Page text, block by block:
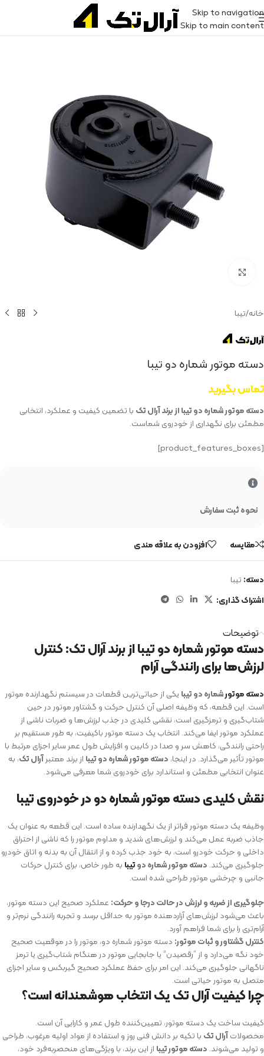
Skip to navigation
Skip to main content
خانه/تیبا
دسته موتور شماره دو تیبا
تماس بگیرید
دسته موتور شماره دو تیبا از برند آرال تک با تضمین کیفیت و عملکرد، انتخابی
مطمئن برای نگهداری از خودروی شماست.
[product_features_boxes]
نحوه ثبت سفارش
مقایسه افزودن به علاقه مندی
دسته: تیبا
اشتراک گذاری:
توضیحات
دسته موتور شماره دو تیبا از برند آرال تک: کنترل
لرزش‌ها برای رانندگی آرام
دسته موتورشماره دو تیبا یکی از حیاتی‌ترین قطعات در سیستم نگهدارنده موتور
است. این قطعه، که وظیفه اصلی آن کنترل حرکت و گشتاور موتور در حین
شتاب‌گیری و ترمزگیری است، نقشی کلیدی در جذب لرزش‌ها و ضربات ناشی از
عملکرد موتور ایفا می‌کند. انتخاب یک دسته موتور باکیفیت، به طور مستقیم بر
راحتی رانندگی، کاهش سر و صدا در کابین و افزایش طول عمر سایر اجزای مرتبط با
موتور تأثیر می‌گذارد. در اینجا، دسته موتور شماره دو تیبا از برند معتبرآرال تک، به
عنوان انتخابی مطمئن و استاندارد برای خودروی شما معرفی می‌شود.
نقش کلیدی دسته موتور شماره دو در خودروی تیبا
وظیفه یک دسته موتور فراتر از یک نگهدارنده ساده است. این قطعه به عنوان یک
جاذب ضربه عمل می‌کند و لرزش‌های شدید و مداوم موتور را که ناشی از احتراق
داخلی و حرکت خودرو است، به خود جذب کرده و از انتقال آن به بدنه و اتاق خودرو
جلوگیری می‌کند. دسته موتور شماره دوتیبا به طور خاص، برای کنترل حرکات
جانبی و چرخشی موتور طراحی شده است.
جلوگیری از ضربه و لرزش در حالت درجا و حرکت: عملکرد صحیح این دسته موتور،
باعث می‌شود لرزش‌های آزاردهنده موتور به حداقل برسد و تجربه رانندگی نرم‌تر و
آرام‌تری را برای شما فراهم آورد.
کنترل گشتاور و ثبات موتور: دسته موتور شماره دو، موتور را در موقعیت صحیح
خود نگه می‌دارد و از “رقصیدن” یا جابجایی موتور در هنگام شتاب‌گیری یا ترمز
ناگهانی جلوگیری می‌کند. این امر برای حفظ عملکرد صحیح گیربکس و سایر اجزای
متصل به موتور حیاتی است.
چرا کیفیت آرال تک یک انتخاب هوشمندانه است؟
کیفیت ساخت یک دسته موتور، تعیین‌کننده طول عمر و کارایی آن است.
محصولاتآرال تک با تکیه بر دانش فنی روز و استفاده از مواد اولیه مرغوب، طراحی
و تولید می‌شوند. دسته موتور تیبا از این برند، با ویژگی‌های منحصربه‌فرد خود،